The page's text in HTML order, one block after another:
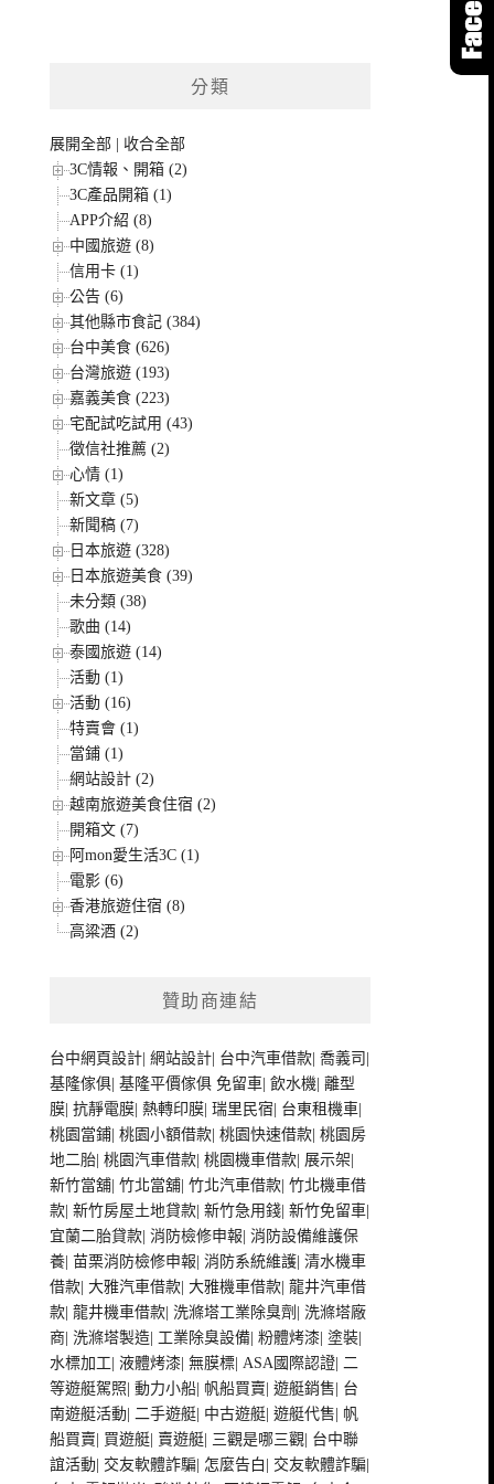
分類
展開全部
收合全部
3C情報、開箱 (2)
3C產品開箱 (1)
APP介紹 (8)
中國旅遊 (8)
信用卡 (1)
公告 (6)
其他縣市食記 (384)
台中美食 (626)
台灣旅遊 (193)
嘉義美食 (223)
宅配試吃試用 (43)
徵信社推薦 (2)
心情 (1)
新文章 (5)
新聞稿 (7)
日本旅遊 (328)
日本旅遊美食 (39)
未分類 (38)
歌曲 (14)
泰國旅遊 (14)
活動 (1)
活動 (16)
特賣會 (1)
當鋪 (1)
網站設計 (2)
越南旅遊美食住宿 (2)
開箱文 (7)
阿mon愛生活3C (1)
電影 (6)
香港旅遊住宿 (8)
高粱酒 (2)
贊助商連結
台中網頁設計 |網站設計 台中汽車借款 |喬義司
基隆傢俱 |基隆平價傢俱 免留車 |飲水機 |離型
膜 |抗靜電膜 |熱轉印膜 |瑞里民宿 台東租機車
桃園當鋪 |桃園小額借款 |桃園快速借款 |桃園房
地二胎 |桃園汽車借款 |桃園機車借款 展示架
新竹當舖 |竹北當舖 |竹北汽車借款 |竹北機車借
款 |新竹房屋土地貸款 |新竹急用錢 |新竹免留車
宜蘭二胎貸款 |消防檢修申報 |消防設備維護保
養 |苗栗消防檢修申報 |消防系統維護 |清水機車
借款 |大雅汽車借款 |大雅機車借款 |龍井汽車借
款 |龍井機車借款 洗滌塔工業除臭劑
洗滌塔廠
商 洗滌塔製造 工業除臭設備 |粉體烤漆 |塗裝
水標加工 |液體烤漆 |無膜標 |ASA國際認證 |二
等遊艇駕照 |動力小船 帆船買賣 |遊艇銷售 台
南遊艇活動 |二手遊艇 中古遊艇 |遊艇代售 帆
船買賣 買遊艇 賣遊艇 三觀是哪三觀 台中聯
誼活動 交友軟體詐騙 怎麼告白 交友軟體詐騙